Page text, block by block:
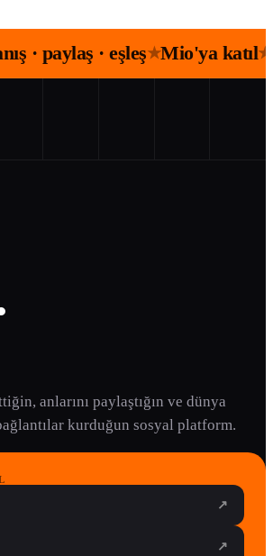
· paylaş · eşleş★Mio'ya katıl★
anlarını paylaştığın ve dünya
kurduğun sosyal platform.
↗
↗